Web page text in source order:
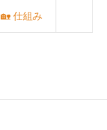
🏡 仕組み